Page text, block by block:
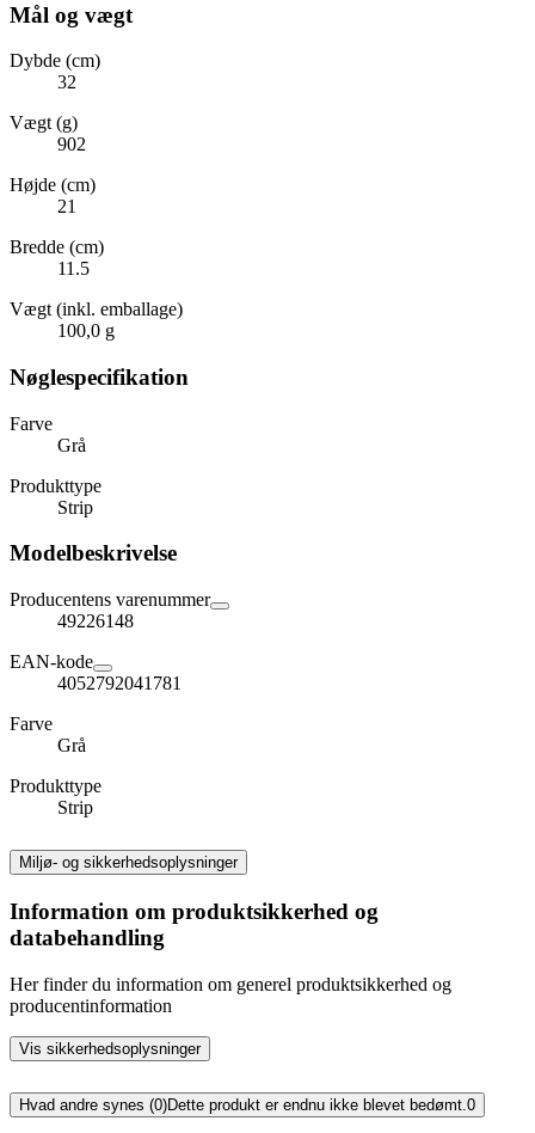
Mål og vægt
Dybde (cm)
32
Vægt (g)
902
Højde (cm)
21
Bredde (cm)
11.5
Vægt (inkl. emballage)
100,0 g
Nøglespecifikation
Farve
Grå
Produkttype
Strip
Modelbeskrivelse
Producentens varenummer
49226148
EAN-kode
4052792041781
Farve
Grå
Produkttype
Strip
Miljø- og sikkerhedsoplysninger
Information om produktsikkerhed og
databehandling
Her finder du information om generel produktsikkerhed og
producentinformation
Vis sikkerhedsoplysninger
Hvad andre synes (0)Dette produkt er endnu ikke blevet bedømt. 0